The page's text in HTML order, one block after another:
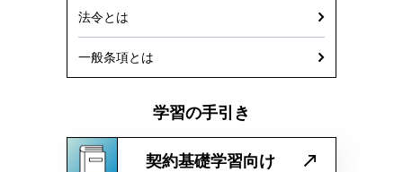
法令とは
一般条項とは
学習の手引き
契約基礎学習向け